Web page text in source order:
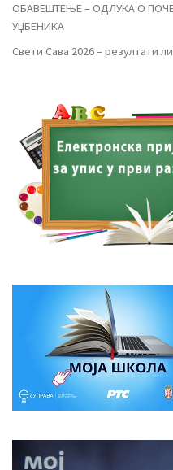
ОБАВЕШТЕЊЕ – ОДЛУКА О
УЏБЕНИКА
Свети Сава 2026 – резултати